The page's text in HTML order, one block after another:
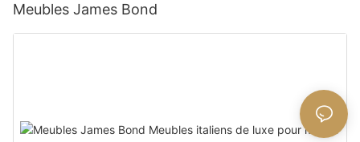
Meubles James Bond